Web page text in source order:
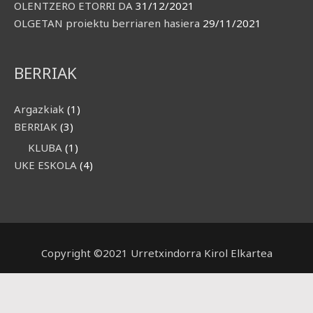
OLENTZERO ETORRI DA 31/12/2021
OLGETAN proiektu berriaren hasiera 29/11/2021
BERRIAK
Argazkiak (1)
BERRIAK (3)
KLUBA (1)
UKE ESKOLA (4)
Copyright ©2021 Urretxindorra Kirol Elkartea